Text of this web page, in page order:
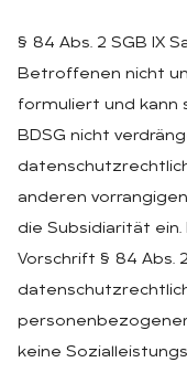
§ 84 Abs. 2 SGB IX
Betroffenen nicht
formuliert und kann
BDSG nicht
anderen
die Subsidiarität
Vorschrift § 84 Abs.
keine